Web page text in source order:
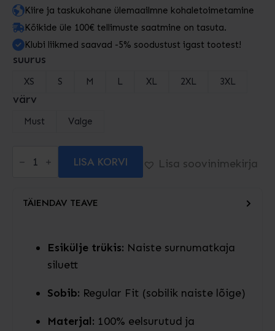
Kiire ja taskukohane ülemaailmne kohaletoimetamine
Kõikide üle 100€ tellimuste saatmine on tasuta.
Klubi liikmed saavad -5% soodustust igast tootest!
suurus
XS S M L XL 2XL 3XL
värv
Must Valge
T-
kogus
LISA KORVI Lisa soovinimekirja
TÄIENDAV TEAVE
Esikülje trükis: Naiste surnumatkaja
siluett
Sobib: Regular Fit (sobilik naiste lõige)
Materjal: 100% eelsurutud ja